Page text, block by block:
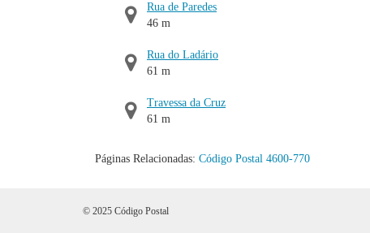
Rua de Paredes
46 m
Rua do Ladário
61 m
Travessa da Cruz
61 m
Páginas Relacionadas: Código Postal 4600-770
© 2025 Código Postal